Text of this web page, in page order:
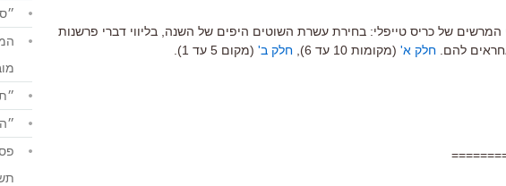
המרשים של כריס טייפלי: בחירת עשרת השוטים היפים של השנה, בליווי דברי פרשנות
להם. חלק א' (מקומות 10 עד 6), חלק ב' (מקום 5 עד 1).